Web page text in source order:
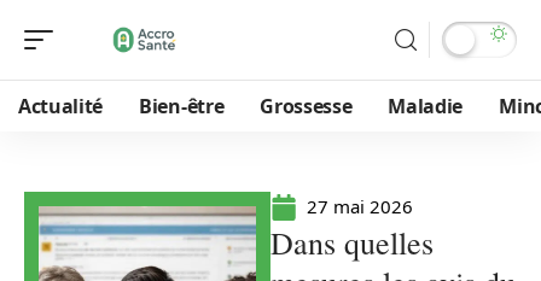
Actualité Bien-être Grossesse Maladie
27 mai 2026
Dans quelles